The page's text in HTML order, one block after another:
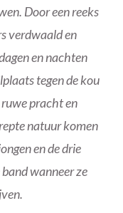
Door een reeks
verdwaald en
en nachten
tegen de kou
ruwe pracht en
natuur komen
en de drie
wanneer ze